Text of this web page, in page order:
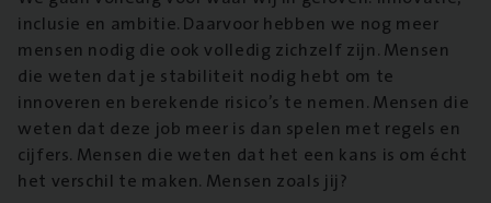
inclusie en ambitie. Daarvoor hebben we nog meer
mensen nodig die ook volledig zichzelf zijn. Mensen
die weten dat je stabiliteit nodig hebt om te
innoveren en berekende risico’s te nemen. Mensen die
weten dat deze job meer is dan spelen met regels en
cijfers. Mensen die weten dat het een kans is om écht
het verschil te maken. Mensen zoals jij?